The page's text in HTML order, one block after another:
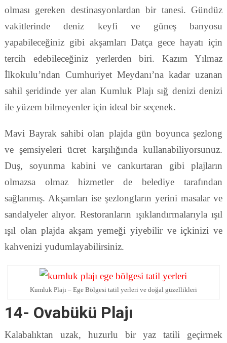
olması gereken destinasyonlardan bir tanesi. Gündüz
vakitlerinde deniz keyfi ve güneş banyosu
yapabileceğiniz gibi akşamları Datça gece hayatı için
tercih edebileceğiniz yerlerden biri. Kazım Yılmaz
İlkokulu’ndan Cumhuriyet Meydanı’na kadar uzanan
sahil şeridinde yer alan Kumluk Plajı sığ denizi denizi
ile yüzem bilmeyenler için ideal bir seçenek.
Mavi Bayrak sahibi olan plajda gün boyunca şezlong
ve şemsiyeleri ücret karşılığında kullanabiliyorsunuz.
Duş, soyunma kabini ve cankurtaran gibi plajların
olmazsa olmaz hizmetler de belediye tarafından
sağlanmış. Akşamları ise şezlongların yerini masalar ve
sandalyeler alıyor. Restoranların ışıklandırmalarıyla ışıl
ışıl olan plajda akşam yemeği yiyebilir ve içkinizi ve
kahvenizi yudumlayabilirsiniz.
Kumluk Plajı – Ege Bölgesi tatil yerleri ve doğal güzellikleri
14- Ovabükü Plajı
Kalabalıktan uzak, huzurlu bir yaz tatili geçirmek